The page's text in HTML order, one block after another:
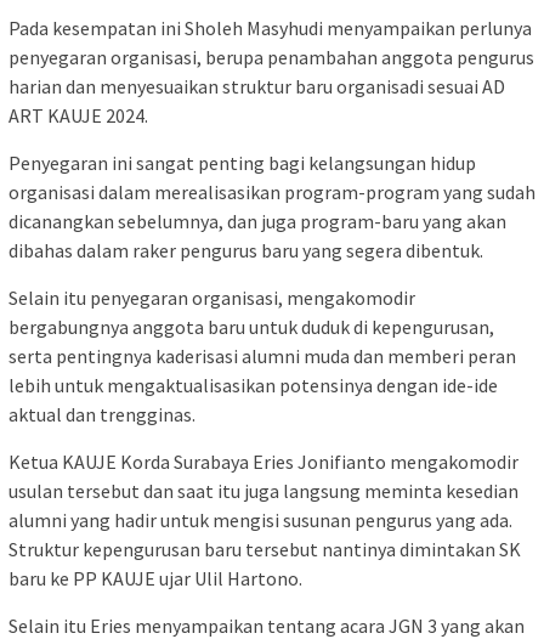
Pada kesempatan ini Sholeh Masyhudi menyampaikan perlunya
penyegaran organisasi, berupa penambahan anggota pengurus
harian dan menyesuaikan struktur baru organisadi sesuai AD
ART KAUJE 2024.
Penyegaran ini sangat penting bagi kelangsungan hidup
organisasi dalam merealisasikan program-program yang sudah
dicanangkan sebelumnya, dan juga program-baru yang akan
dibahas dalam raker pengurus baru yang segera dibentuk.
Selain itu penyegaran organisasi, mengakomodir
bergabungnya anggota baru untuk duduk di kepengurusan,
serta pentingnya kaderisasi alumni muda dan memberi peran
lebih untuk mengaktualisasikan potensinya dengan ide-ide
aktual dan trengginas.
Ketua KAUJE Korda Surabaya Eries Jonifianto mengakomodir
usulan tersebut dan saat itu juga langsung meminta kesedian
alumni yang hadir untuk mengisi susunan pengurus yang ada.
Struktur kepengurusan baru tersebut nantinya dimintakan SK
baru ke PP KAUJE ujar Ulil Hartono.
Selain itu Eries menyampaikan tentang acara JGN 3 yang akan